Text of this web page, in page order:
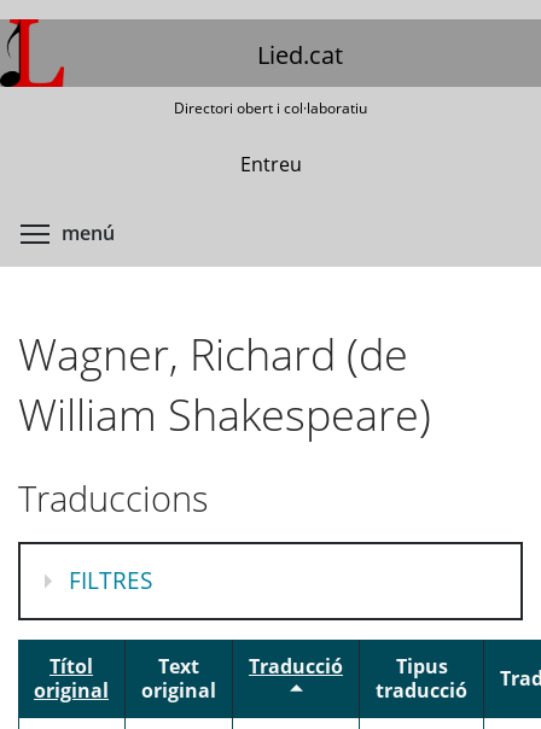
Vés
al
contingut
Lied.cat
Directori obert i col·laboratiu
Entreu
menú
Wagner, Richard (de
William Shakespeare)
Traduccions
MOSTRA
FILTRES
Títol
original
Text
original
Traducció
Tipus
traducció